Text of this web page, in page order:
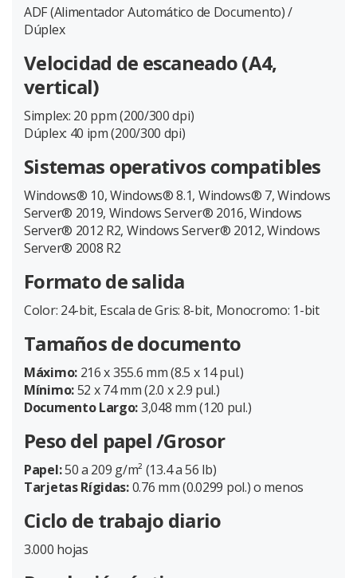
ADF (Alimentador Automático de Documento) /
Dúplex
Velocidad de escaneado (A4,
vertical)
Simplex: 20 ppm (200/300 dpi)
Dúplex: 40 ipm (200/300 dpi)
Sistemas operativos compatibles
Windows® 10, Windows® 8.1, Windows® 7, Windows
Server® 2019, Windows Server® 2016, Windows
Server® 2012 R2, Windows Server® 2012, Windows
Server® 2008 R2
Formato de salida
Color: 24-bit, Escala de Gris: 8-bit, Monocromo: 1-bit
Tamaños de documento
Máximo:216 x 355.6 mm (8.5 x 14 pul.)
Mínimo:52 x 74 mm (2.0 x 2.9 pul.)
Documento Largo:3,048 mm (120 pul.)
Peso del papel /Grosor
Papel:50 a 209 g/m² (13.4 a 56 lb)
Tarjetas Rígidas:0.76 mm (0.0299 pol.) o menos
Ciclo de trabajo diario
3.000 hojas